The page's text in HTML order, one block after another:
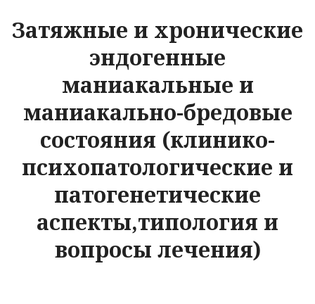
Затяжные и хронические
эндогенные
маниакальные и
маниакально-бредовые
состояния (клинико-
психопатологические и
патогенетические
аспекты,типология и
вопросы лечения)